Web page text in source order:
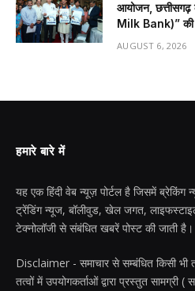
आयोजन,
Milk Bank)”
AUGUST 6, 2026
हमारे बारे में
यह एक हिंदी वेब न्यूज़ पोर्टल है जिसमें ब्रेकिंग
ट्रेंडिंग न्यूज, बॉलीवुड, खेल जगत,
टेक्नोलॉजी से संबंधित खबरें पोस्ट की जाती है।
Disclaimer - समाचार से सम्बंधित किसी
तत्वों में उपयोगकर्ताओं द्वारा प्रस्तुत सामग्री